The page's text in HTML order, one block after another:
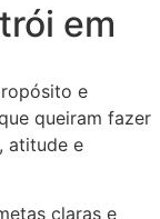
em
e
queiram fazer
atitude e
claras e